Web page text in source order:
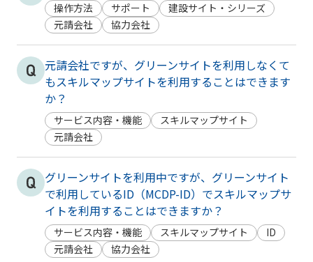
操作方法 サポート
建設サイト・シリーズ
元請会社
協力会社
元請会社ですが、グリーンサイトを利用しなくて
もスキルマップサイトを利用することはできます
か？
サービス内容・機能
スキルマップサイト
元請会社
グリーンサイトを利用中ですが、グリーンサイト
で利用しているID（MCDP-ID）でスキルマップサ
イトを利用することはできますか？
サービス内容・機能 スキルマップサイト
ID
元請会社
協力会社